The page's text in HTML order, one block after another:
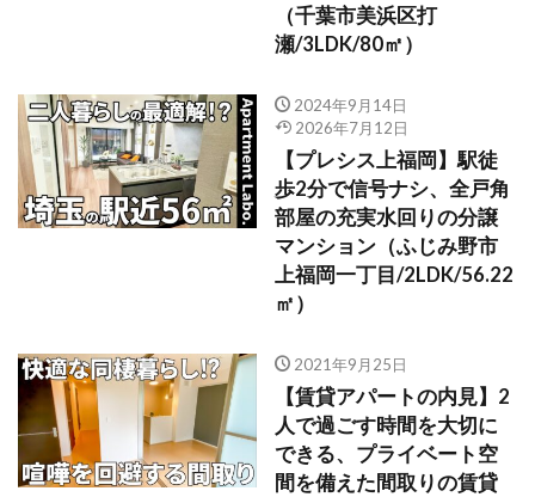
（千葉市美浜区打
瀬/3LDK/80㎡）
2024年9月14日
2026年7月12日
【プレシス上福岡】駅徒
歩2分で信号ナシ、全戸角
部屋の充実水回りの分譲
マンション（ふじみ野市
上福岡一丁目/2LDK/56.22
㎡）
2021年9月25日
【賃貸アパートの内見】2
人で過ごす時間を大切に
できる、プライベート空
間を備えた間取りの賃貸